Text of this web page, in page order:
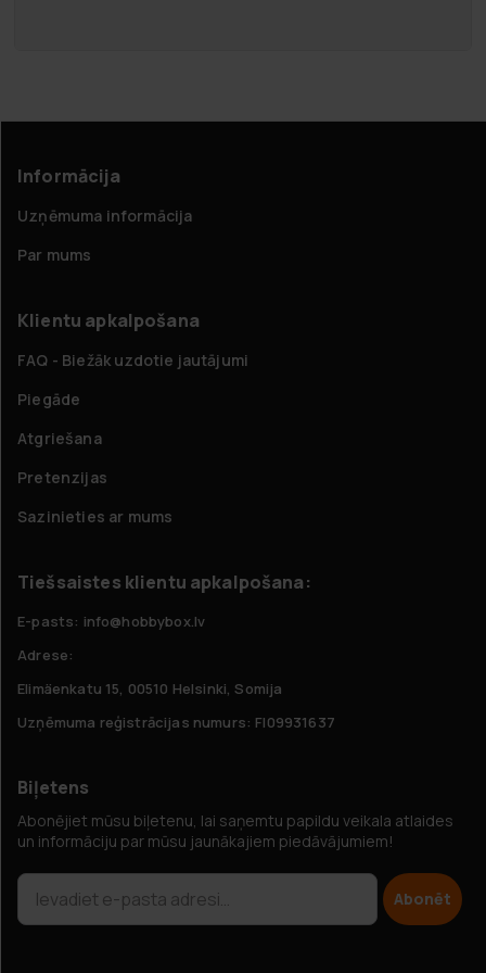
Informācija
Uzņēmuma informācija
Par mums
Klientu apkalpošana
FAQ - Biežāk uzdotie jautājumi
Piegāde
Atgriešana
Pretenzijas
Sazinieties ar mums
Tiešsaistes klientu apkalpošana:
E-pasts: info@hobbybox.lv
Adrese:
Elimäenkatu 15, 00510 Helsinki, Somija
Uzņēmuma reģistrācijas numurs: FI09931637
Biļetens
Abonējiet mūsu biļetenu, lai saņemtu papildu veikala atlaides
un informāciju par mūsu jaunākajiem piedāvājumiem!
Abonēt